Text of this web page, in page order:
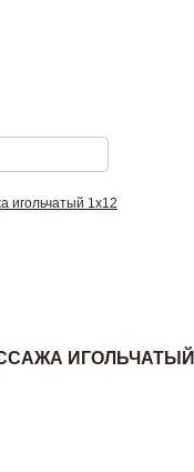
игольчатый 1х12
ИГОЛЬЧАТЫЙ